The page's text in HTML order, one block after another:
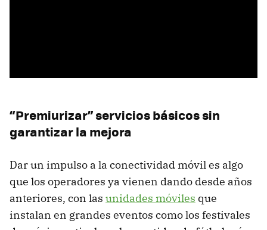
“Premiurizar” servicios básicos sin
garantizar la mejora
Dar un impulso a la conectividad móvil es algo
que los operadores ya vienen dando desde años
anteriores, con las unidades móviles que
instalan en grandes eventos como los festivales